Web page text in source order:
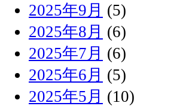
2025年9月 (5)
2025年8月 (6)
2025年7月 (6)
2025年6月 (5)
2025年5月 (10)